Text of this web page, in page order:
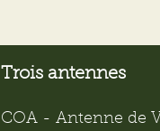
Trois antennes
COA - Antenne de